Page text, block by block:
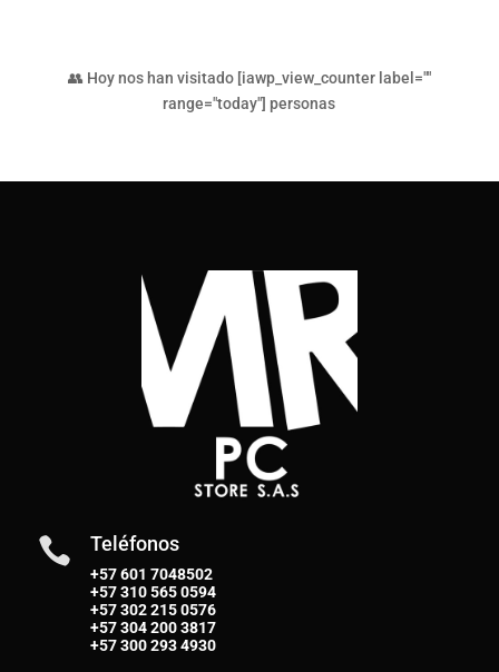
👥 Hoy nos han visitado [iawp_view_counter label=""
range="today"] personas
 Teléfonos
+57 601 7048502
+57310 565 0594
+57302 215 0576
+57304 200 3817
+57300 293 4930